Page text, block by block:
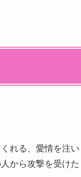
れる、愛情を注い
から攻撃を受けた